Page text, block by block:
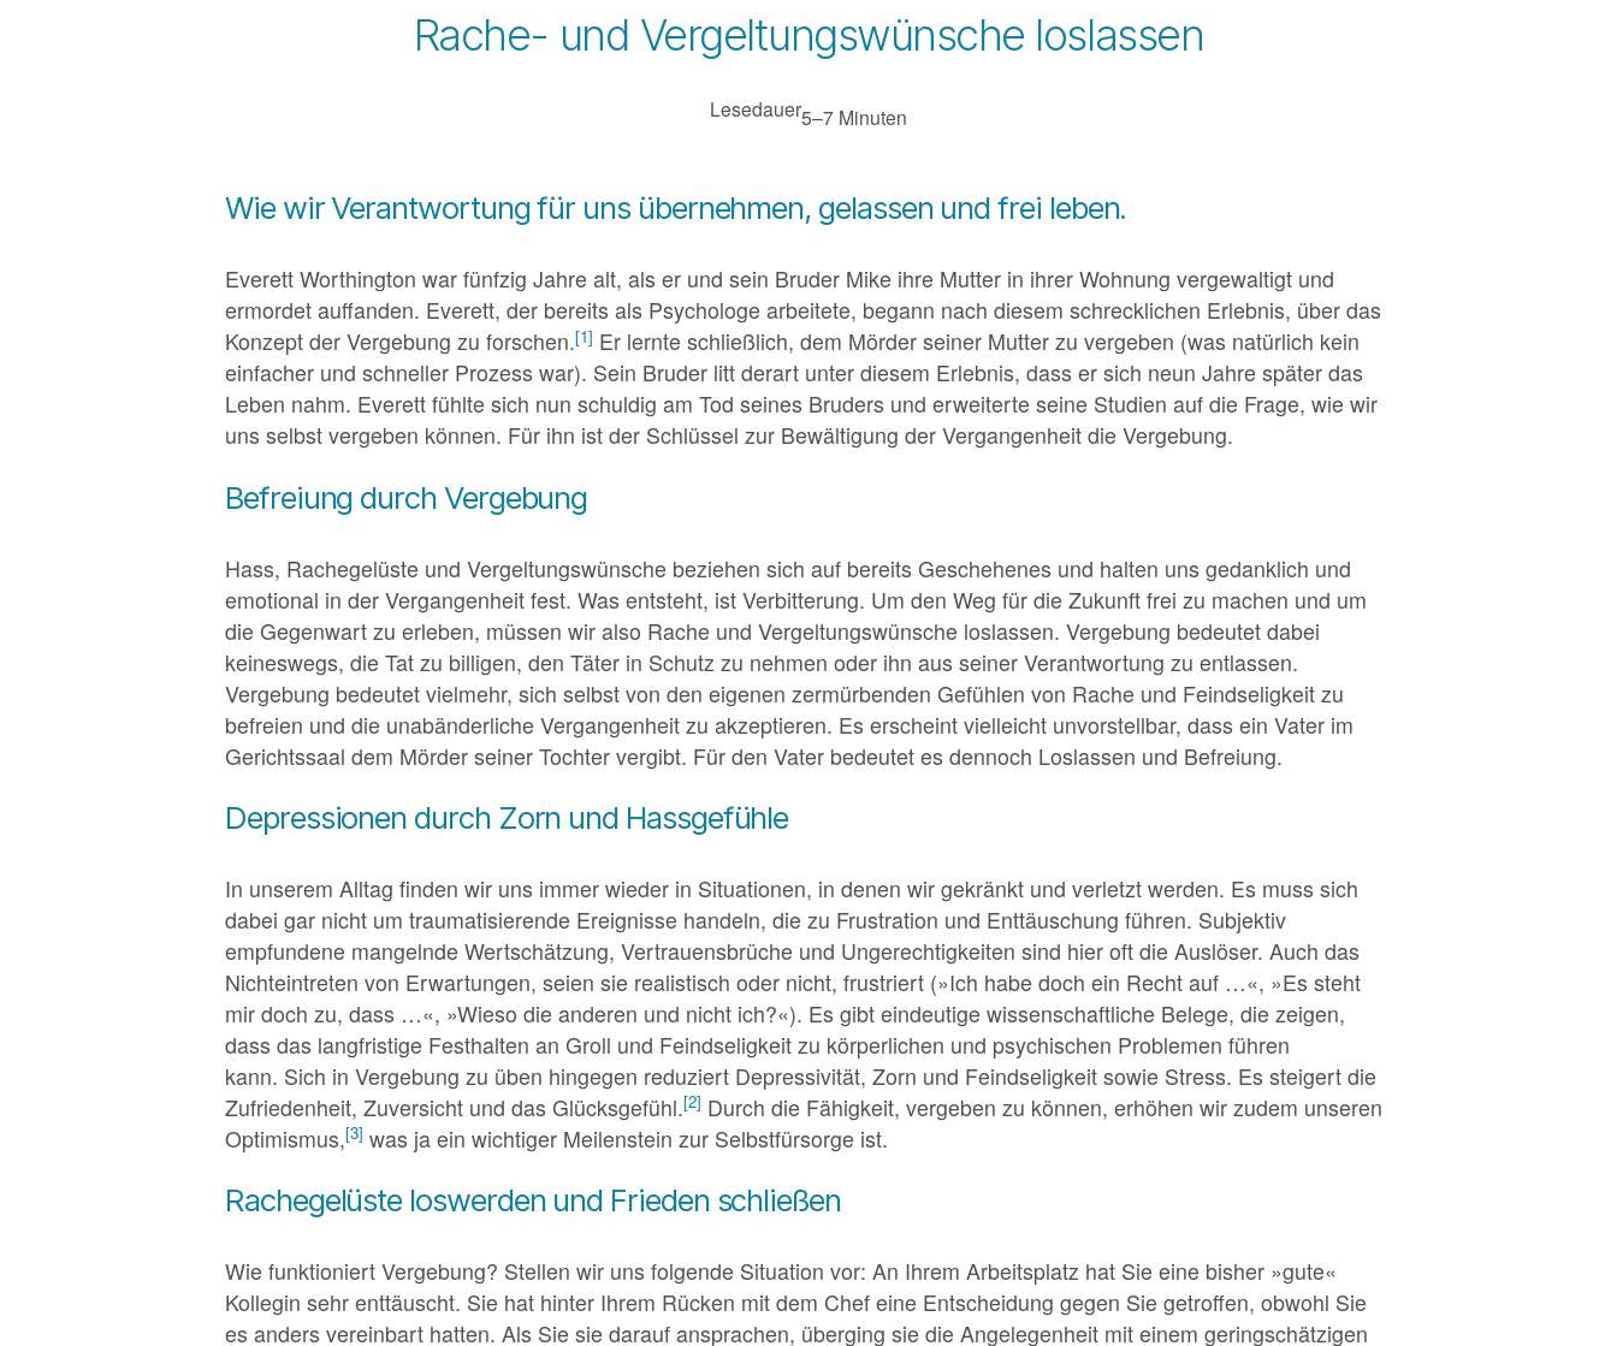
Rache- und Vergeltungswünsche loslassen
Lesedauer5–7 Minuten
Wie wir Verantwortung für uns übernehmen, gelassen und frei leben.
Everett Worthington war fünfzig Jahre alt, als er und sein Bruder Mike ihre Mutter in ihrer Wohnung vergewaltigt und
ermordet auffanden. Everett, der bereits als Psychologe arbeitete, begann nach diesem schrecklichen Erlebnis, über das
Konzept der Vergebung zu forschen.[1] Er lernte schließlich, dem Mörder seiner Mutter zu vergeben (was natürlich kein
einfacher und schneller Prozess war). Sein Bruder litt derart unter diesem Erlebnis, dass er sich neun Jahre später das
Leben nahm. Everett fühlte sich nun schuldig am Tod seines Bruders und erweiterte seine Studien auf die Frage, wie wir
uns selbst vergeben können. Für ihn ist der Schlüssel zur Bewältigung der Vergangenheit die Vergebung.
Befreiung durch Vergebung
Hass, Rachegelüste und Vergeltungswünsche beziehen sich auf bereits Geschehenes und halten uns gedanklich und
emotional in der Vergangenheit fest. Was entsteht, ist Verbitterung. Um den Weg für die Zukunft frei zu machen und um
die Gegenwart zu erleben, müssen wir also Rache und Vergeltungswünsche loslassen. Vergebung bedeutet dabei
keineswegs, die Tat zu billigen, den Täter in Schutz zu nehmen oder ihn aus seiner Verantwortung zu entlassen.
Vergebung bedeutet vielmehr, sich selbst von den eigenen zermürbenden Gefühlen von Rache und Feindseligkeit zu
befreien und die unabänderliche Vergangenheit zu akzeptieren. Es erscheint vielleicht unvorstellbar, dass ein Vater im
Gerichtssaal dem Mörder seiner Tochter vergibt. Für den Vater bedeutet es dennoch Loslassen und Befreiung.
Depressionen durch Zorn und Hassgefühle
In unserem Alltag finden wir uns immer wieder in Situationen, in denen wir gekränkt und verletzt werden. Es muss sich
dabei gar nicht um traumatisierende Ereignisse handeln, die zu Frustration und Enttäuschung führen. Subjektiv
empfundene mangelnde Wertschätzung, Vertrauensbrüche und Ungerechtigkeiten sind hier oft die Auslöser. Auch das
Nichteintreten von Erwartungen, seien sie realistisch oder nicht, frustriert (»Ich habe doch ein Recht auf …«, »Es steht
mir doch zu, dass …«, »Wieso die anderen und nicht ich?«). Es gibt eindeutige wissenschaftliche Belege, die zeigen,
dass das langfristige Festhalten an Groll und Feindseligkeit zu körperlichen und psychischen Problemen führen
kann. Sich in Vergebung zu üben hingegen reduziert Depressivität, Zorn und Feindseligkeit sowie Stress. Es steigert die
Zufriedenheit, Zuversicht und das Glücksgefühl.[2] Durch die Fähigkeit, vergeben zu können, erhöhen wir zudem unseren
Optimismus,[3] was ja ein wichtiger Meilenstein zur Selbstfürsorge ist.
Rachegelüste loswerden und Frieden schließen
Wie funktioniert Vergebung? Stellen wir uns folgende Situation vor: An Ihrem Arbeitsplatz hat Sie eine bisher »gute«
Kollegin sehr enttäuscht. Sie hat hinter Ihrem Rücken mit dem Chef eine Entscheidung gegen Sie getroffen, obwohl Sie
es anders vereinbart hatten. Als Sie sie darauf ansprachen, überging sie die Angelegenheit mit einem geringschätzigen